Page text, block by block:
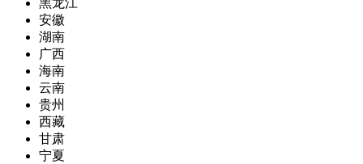
安徽
湖南
广西
海南
云南
贵州
西藏
甘肃
宁夏